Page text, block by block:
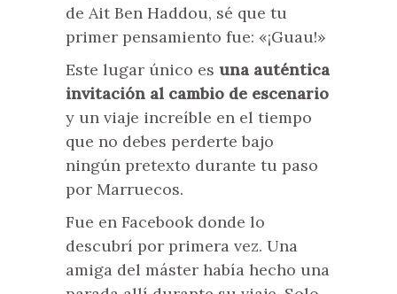
de Ait Ben Haddou, sé que tu
primer pensamiento fue: «¡Guau!»
Este lugar único es una auténtica
invitación al cambio de escenario
y un viaje increíble en el tiempo
que no debes perderte bajo
ningún pretexto durante tu paso
por Marruecos.
Fue en Facebook donde lo
descubrí por primera vez. Una
amiga del máster había hecho una